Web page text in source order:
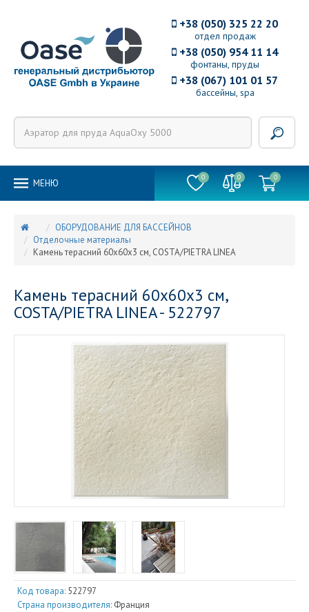
отдел продаж
+38 (050) 325 22 20
фонтаны, пруды
+38 (050) 954 11 14
бассейны, spa
+38 (067) 101 01 57
MEНЮ
0 0 0
ОБОРУДОВАНИЕ ДЛЯ БАССЕЙНОВ
Отделочные материалы
Камень терасний 60х60х3 см, COSTA/PIETRA LINEA
Камень терасний 60х60х3 см,
COSTA/PIETRA LINEA - 522797
Код товара: 522797
Страна производителя: Франция